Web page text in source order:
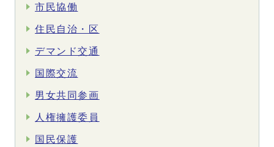
市民協働
住民自治・区
デマンド交通
国際交流
男女共同参画
人権擁護委員
国民保護